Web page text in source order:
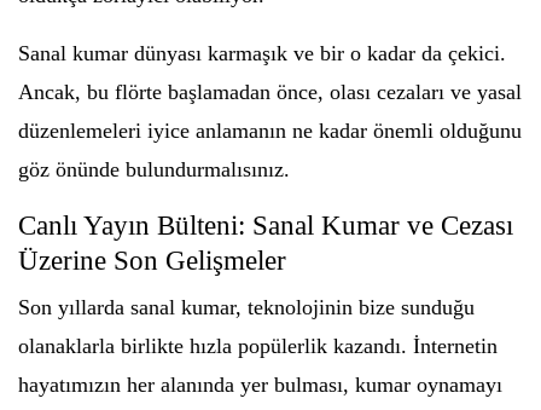
Sanal kumar dünyası karmaşık ve bir o kadar da çekici.
Ancak, bu flörte başlamadan önce, olası cezaları ve yasal
düzenlemeleri iyice anlamanın ne kadar önemli olduğunu
göz önünde bulundurmalısınız.
Canlı Yayın Bülteni: Sanal Kumar ve Cezası
Üzerine Son Gelişmeler
Son yıllarda sanal kumar, teknolojinin bize sunduğu
olanaklarla birlikte hızla popülerlik kazandı. İnternetin
hayatımızın her alanında yer bulması, kumar oynamayı